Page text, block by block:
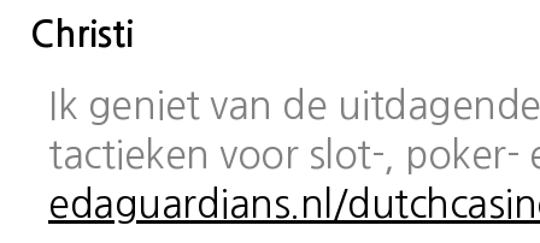
Christi
Ik geniet van de
tactieken voor slot-,
edaguardians.nl/